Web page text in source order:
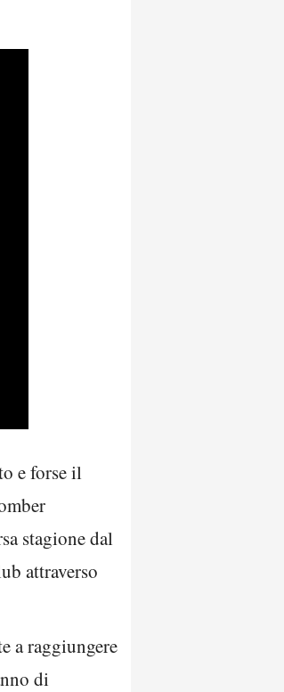
e forse il
stagione dal
attraverso
a raggiungere
di